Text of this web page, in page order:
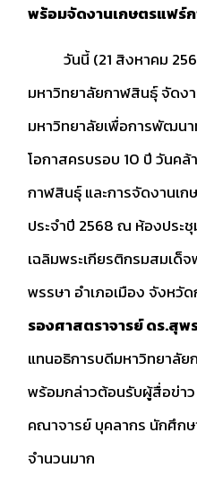
พร้อมจัดงานเกษตรแฟร์
วันนี้ (21 สิงหาคม
มหาวิทยาลัยกาฬสินธุ์ จัดง
มหาวิทยาลัยเพื่อการพัฒนา
โอกาสครบรอบ 10 ปี วันค
กาฬสินธุ์ และการจัดงานเ
ประจำปี 2568 ณ ห้องประ
เฉลิมพระเกียรติกรมสมเด็
พรรษา อำเภอเมือง จังหวั
รองศาสตราจารย์ ดร.สุ
แทนอธิการบดีมหาวิทยาลัย
พร้อมกล่าวต้อนรับผู้สื่อข่า
คณาจารย์ บุคลากร นักศึกษ
จำนวนมาก